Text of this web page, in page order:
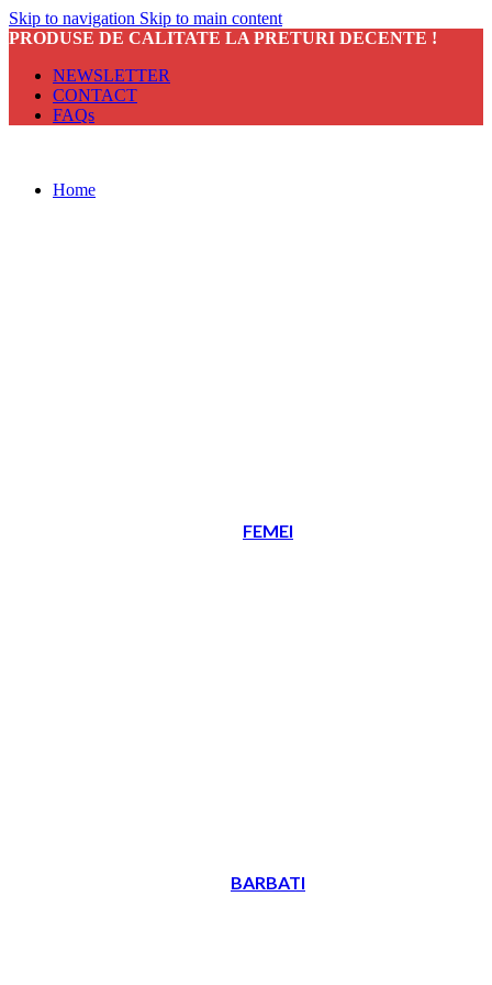
Skip to navigation Skip to main content
PRODUSE DE CALITATE LA PRETURI DECENTE !
NEWSLETTER
CONTACT
FAQs
Home
FEMEI
BARBATI